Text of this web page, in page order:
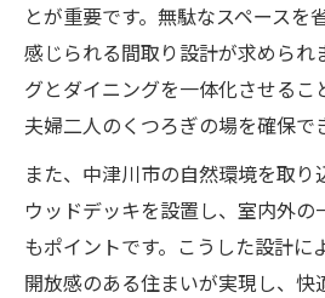
とが重要です。無駄なスペースを
感じられる間取り設計が求められ
グとダイニングを一体化させるこ
夫婦二人のくつろぎの場を確保で
また、中津川市の自然環境を取り
ウッドデッキを設置し、室内外
もポイントです。こうした設計に
開放感のある住まいが実現し、快